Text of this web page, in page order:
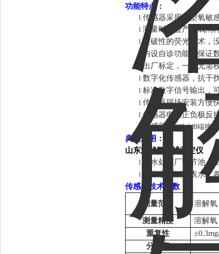
功能特点：
l 传感器采用新型氧敏
l 测量时不会产生氧消
l突破性的荧光技术，
内设自诊功能，保证
出厂标定，一年无需
l 数字化传感器，抗干
l 标准数字信号输出，
l 传感器现场安装方便
l传感器电源正负极反
传感器 RS485 A/B端接
典型应用：
山东溶解氧在线测定仪
l 污水处理厂调节池、
l
自来水厂、地表水、
传感器技术参数：
测量范围 溶解氧
测量精度
溶解
重复性
分辨率